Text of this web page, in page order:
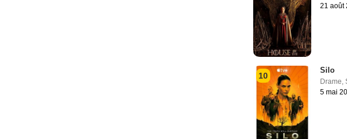
21 août
10
Silo
Drame,
5 mai